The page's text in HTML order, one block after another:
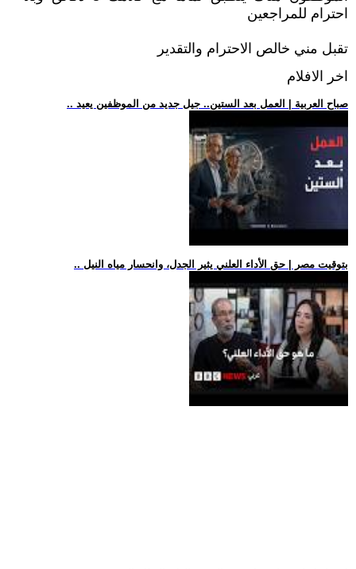
احترام للمراجعين
تقبل مني خالص الاحترام والتقدير
اخر الافلام
.. صباح العربية | العمل بعد الستين.. جيل جديد من الموظفين يعيد
.. بتوقيت مصر | حق الأداء العلني يثير الجدل، وانحسار مياه النيل